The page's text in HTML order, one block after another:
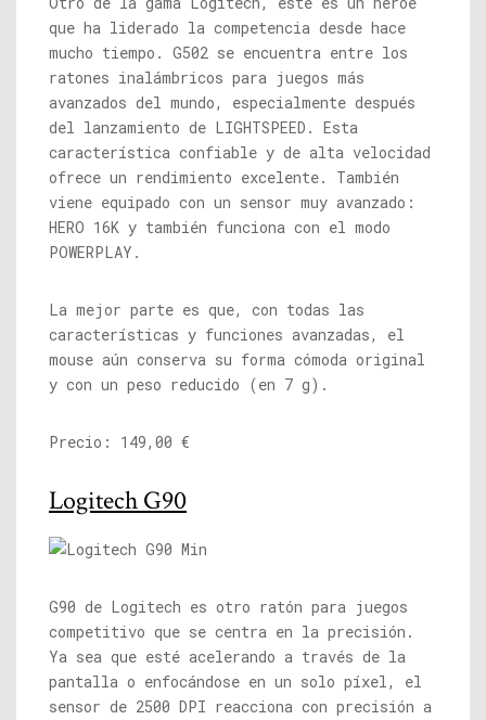
que ha liderado la competencia desde hace
mucho tiempo. G502 se encuentra entre los
ratones inalámbricos para juegos más
avanzados del mundo, especialmente después
del lanzamiento de LIGHTSPEED. Esta
característica confiable y de alta velocidad
ofrece un rendimiento excelente. También
viene equipado con un sensor muy avanzado:
HERO 16K y también funciona con el modo
POWERPLAY.
La mejor parte es que, con todas las
características y funciones avanzadas, el
mouse aún conserva su forma cómoda original
y con un peso reducido (en 7 g).
Precio: 149,00 €
Logitech G90
G90 de Logitech es otro ratón para juegos
competitivo que se centra en la precisión.
Ya sea que esté acelerando a través de la
pantalla o enfocándose en un solo píxel, el
sensor de 2500 DPI reacciona con precisión a